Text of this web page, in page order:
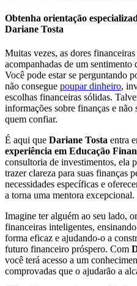
Obtenha orientação
Dariane Tosta
Muitas vezes, as dores
acompanhadas de um sentimento
Você pode estar se perguntando
não consegue poupar dinheiro,
escolhas financeiras sólidas.
informações sobre finanças e
quem confiar.
É aqui que Dariane Tosta entra
experiência em Educação
consultoria de investimentos, ela
trazer clareza para suas finanças
necessidades específicas e
a torna uma mentora excepcional.
Imagine ter alguém ao seu lado,
financeiras inteligentes,
forma eficaz e ajudando-o a
futuro financeiro próspero. Com
você terá acesso a um
comprovadas que o ajudarão a